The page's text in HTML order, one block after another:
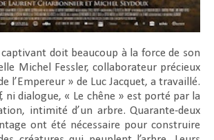
doit beaucoup à la force de son
Michel Fessler, collaborateur précieux
l’Empereur » de Luc Jacquet, a travaillé.
ni dialogue, « Le chêne » est porté par la
intimité d’un arbre. Quarante-deux
ont été nécessaire pour construire